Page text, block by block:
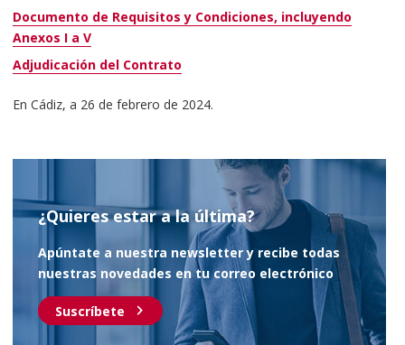
Documento de Requisitos y Condiciones, incluyendo
Anexos I a V
Adjudicación del Contrato
En Cádiz, a 26 de febrero de 2024.
¿Quieres estar a la última?
Apúntate a nuestra newsletter y recibe todas
nuestras novedades en tu correo electrónico
Suscríbete chevron_right